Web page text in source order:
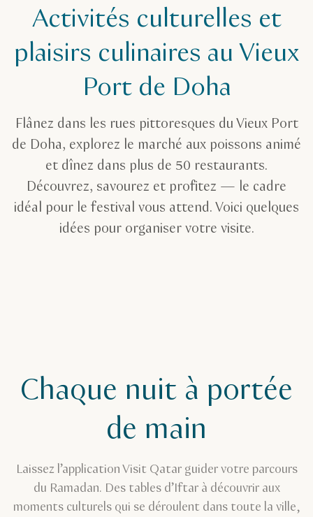
Activités culturelles et
plaisirs culinaires au Vieux
Port de Doha
Flânez dans les rues pittoresques du Vieux Port
de Doha, explorez le marché aux poissons animé
et dînez dans plus de 50 restaurants.
Découvrez, savourez et profitez — le cadre
idéal pour le festival vous attend. Voici quelques
idées pour organiser votre visite.
Chaque nuit à portée
de main
Laissez l’application Visit Qatar guider votre parcours
du Ramadan. Des tables d’Iftar à découvrir aux
moments culturels qui se déroulent dans toute la ville,